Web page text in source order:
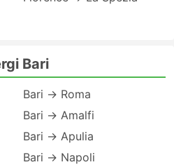
Bari
Bari → Roma
Bari → Amalfi
Bari → Apulia
Bari → Napoli